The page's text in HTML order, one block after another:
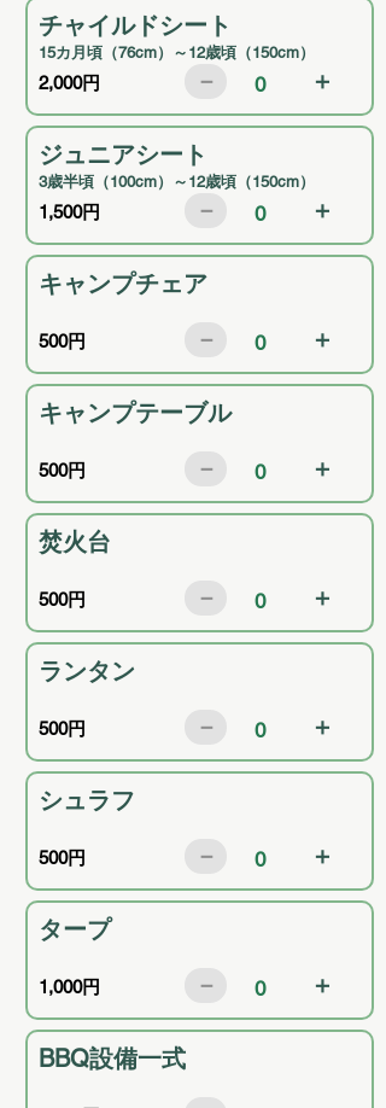
チャイルドシート
15カ月頃（76cm）～12歳頃（150cm）
2,000円 － 0 ＋
ジュニアシート
3歳半頃（100cm）～12歳頃（150cm）
1,500円 － 0 ＋
キャンプチェア
500円 － 0 ＋
キャンプテーブル
500円 － 0 ＋
焚火台
500円 － 0 ＋
ランタン
500円 － 0 ＋
シュラフ
500円 － 0 ＋
タープ
1,000円 － 0 ＋
BBQ設備一式